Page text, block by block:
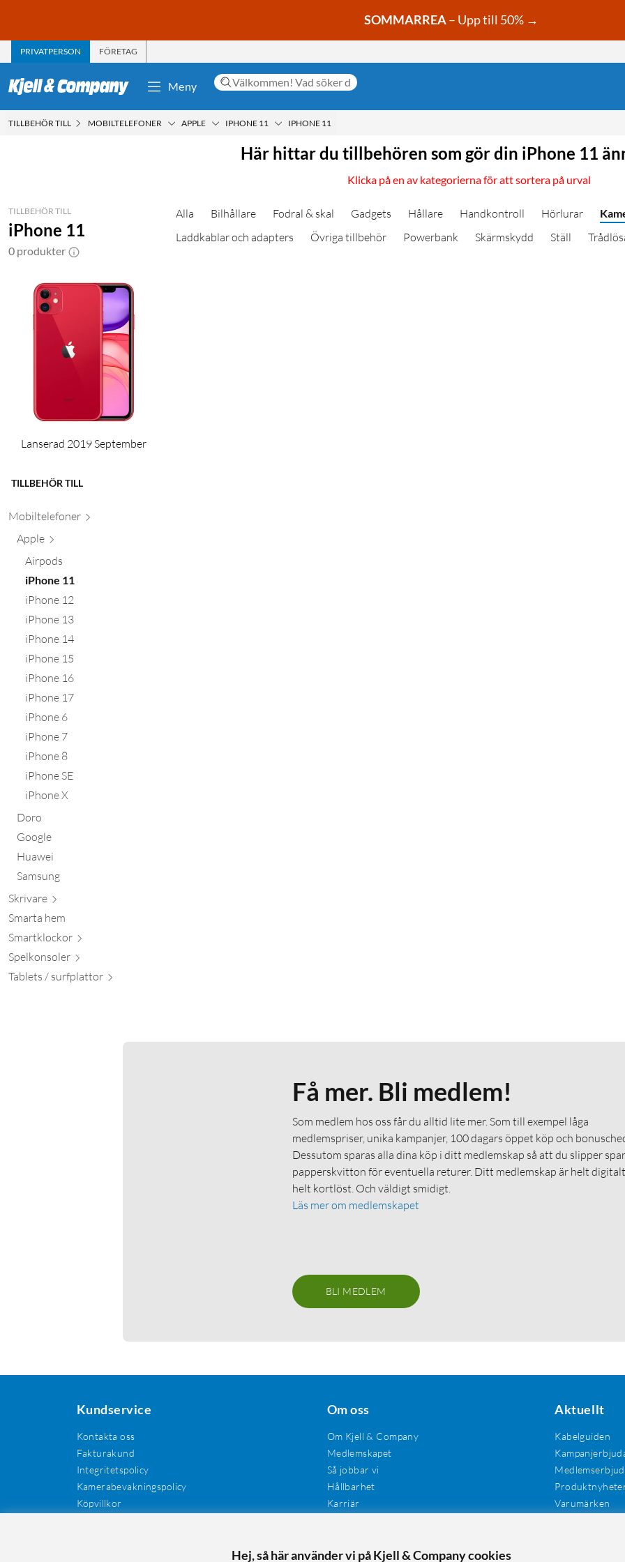
SOMMARREA– Upp till 50% →
PRIVATPERSON FÖRETAG
Meny
TILLBEHÖR TILL MOBILTELEFONER APPLE IPHONE 11 IPHONE 11
Här hittar du tillbehören som gör din iPhone 11
Klicka på en av kategorierna för att sortera på urval
TILLBEHÖR TILL
iPhone 11
0 produkter
Lanserad 2019 September
TILLBEHÖR TILL
Mobiltelefoner
Apple
Airpods
iPhone 11
iPhone 12
iPhone 13
iPhone 14
iPhone 15
iPhone 16
iPhone 17
iPhone 6
iPhone 7
iPhone 8
iPhone SE
iPhone X
Doro
Google
Huawei
Samsung
Skrivare
Smarta hem
Smartklockor
Spelkonsoler
Tablets / surfplattor
Alla Bilhållare Fodral & skal Gadgets Hållare Handkontroll Hörlurar
Laddkablar och adapters
Övriga tillbehör Powerbank Skärmskydd Ställ
Få mer. Bli medlem!
Som medlem hos oss får du alltid lite mer. Som till exempel låga
medlemspriser, unika kampanjer, 100 dagars öppet köp och
Dessutom sparas alla dina köp i ditt medlemskap så att du slipper
papperskvitton för eventuella returer. Ditt medlemskap är helt
helt kortlöst. Och väldigt smidigt.
Läs mer om medlemskapet
BLI MEDLEM
Kundservice
Kontakta oss
Fakturakund
Integritetspolicy
Kamerabevakningspolicy
Köpvillkor
Om oss
Om Kjell & Company
Medlemskapet
Så jobbar vi
Hållbarhet
Karriär
Tillgänglighet
Aktuellt
Kabelguiden
Varumärken
Hej, så här använder vi på Kjell & Company cookies